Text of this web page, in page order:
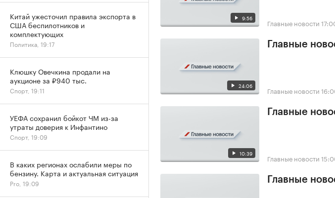
9:56 Главные новости
24:06
Главные
Главные новости
10:39
Главные
Главные новости
Главные
Китай ужесточил правила экспорта в
США беспилотников и
комплектующих
Политика, 19:17
Клюшку Овечкина продали на
аукционе за ₽940 тыс.
Спорт, 19:11
УЕФА сохранил бойкот ЧМ из-за
утраты доверия к Инфантино
Спорт, 19:09
В каких регионах ослабили меры по
бензину. Карта и актуальная ситуация
Pro, 19:09